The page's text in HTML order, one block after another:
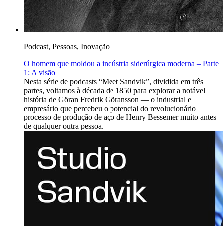
Podcast, Pessoas, Inovação
O homem que moldou a indústria siderúrgica moderna – Parte
1: A visão
Nesta série de podcasts “Meet Sandvik”, dividida em três
partes, voltamos à década de 1850 para explorar a notável
história de Göran Fredrik Göransson — o industrial e
empresário que percebeu o potencial do revolucionário
processo de produção de aço de Henry Bessemer muito antes
de qualquer outra pessoa.